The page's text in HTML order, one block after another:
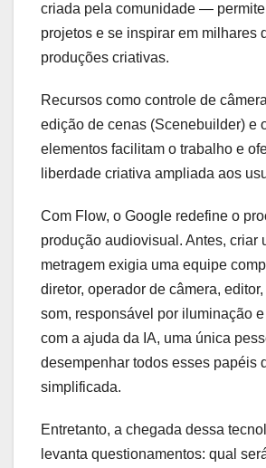
criada pela comunidade —
projetos e se inspirar em milhares
produções criativas.
Recursos como controle de
edição de cenas (Scenebuilder) e
elementos facilitam o trabalho e
liberdade criativa ampliada aos
Com Flow, o Google redefine o
produção audiovisual. Antes, criar
metragem exigia uma equipe
diretor, operador de câmera,
som, responsável por iluminação
com a ajuda da IA, uma única
desempenhar todos esses papéis
simplificada.
Entretanto, a chegada dessa
levanta questionamentos: qual